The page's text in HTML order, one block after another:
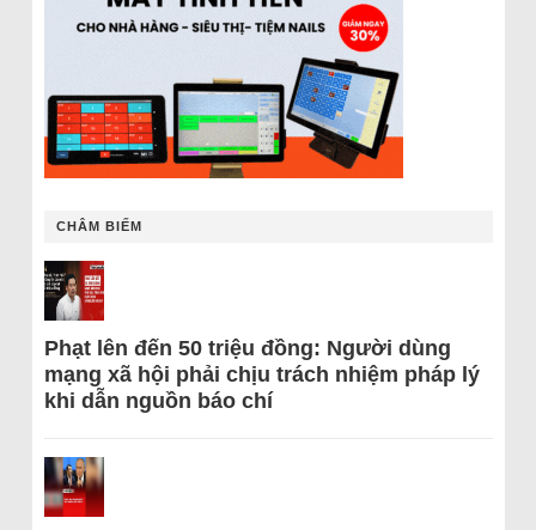
CHÂM BIẾM
Phạt lên đến 50 triệu đồng: Người dùng
mạng xã hội phải chịu trách nhiệm pháp lý
khi dẫn nguồn báo chí